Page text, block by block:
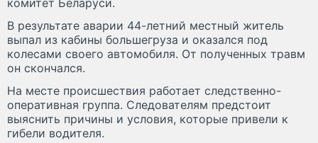
комитет Беларуси.
В результате аварии 44-летний местный житель
выпал из кабины большегруза и оказался под
колесами своего автомобиля. От полученных травм
он скончался.
На месте происшествия работает следственно-
оперативная группа. Следователям предстоит
выяснить причины и условия, которые привели к
гибели водителя.